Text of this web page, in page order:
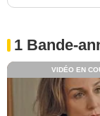
1 Bande-
VIDÉO EN